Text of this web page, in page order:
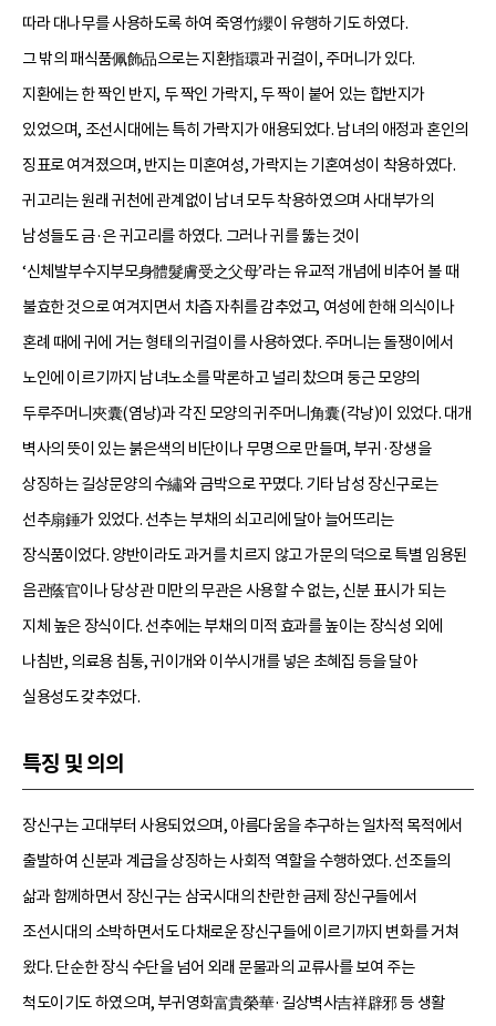
따라 대나무를 사용하도록 하여 죽영竹纓이 유행하기도 하였다.
그 밖의 패식품佩飾品으로는 지환指環과 귀걸이, 주머니가 있다.
지환에는 한 짝인 반지, 두 짝인 가락지, 두 짝이 붙어 있는 합반지가
있었으며, 조선시대에는 특히 가락지가 애용되었다. 남녀의 애정과 혼인의
징표로 여겨졌으며, 반지는 미혼여성, 가락지는 기혼여성이 착용하였다.
귀고리는 원래 귀천에 관계없이 남녀 모두 착용하였으며 사대부가의
남성들도 금·은 귀고리를 하였다. 그러나 귀를 뚫는 것이
‘신체발부수지부모身體髮膚受之父母’라는 유교적 개념에 비추어 볼 때
불효한 것으로 여겨지면서 차츰 자취를 감추었고, 여성에 한해 의식이나
혼례 때에 귀에 거는 형태의 귀걸이를 사용하였다. 주머니는 돌쟁이에서
노인에 이르기까지 남녀노소를 막론하고 널리 찼으며 둥근 모양의
두루주머니夾囊(염낭)과 각진 모양의 귀주머니角囊(각낭)이 있었다. 대개
벽사의 뜻이 있는 붉은색의 비단이나 무명으로 만들며, 부귀·장생을
상징하는 길상문양의 수繡와 금박으로 꾸몄다. 기타 남성 장신구로는
선추扇錘가 있었다. 선추는 부채의 쇠고리에 달아 늘어뜨리는
장식품이었다. 양반이라도 과거를 치르지 않고 가문의 덕으로 특별 임용된
음관蔭官이나 당상관 미만의 무관은 사용할 수 없는, 신분 표시가 되는
지체 높은 장식이다. 선추에는 부채의 미적 효과를 높이는 장식성 외에
나침반, 의료용 침통, 귀이개와 이쑤시개를 넣은 초혜집 등을 달아
실용성도 갖추었다.
특징 및 의의
장신구는 고대부터 사용되었으며, 아름다움을 추구하는 일차적 목적에서
출발하여 신분과 계급을 상징하는 사회적 역할을 수행하였다. 선조들의
삶과 함께하면서 장신구는 삼국시대의 찬란한 금제 장신구들에서
조선시대의 소박하면서도 다채로운 장신구들에 이르기까지 변화를 거쳐
왔다. 단순한 장식 수단을 넘어 외래 문물과의 교류사를 보여 주는
척도이기도 하였으며, 부귀영화富貴榮華·길상벽사吉祥辟邪 등 생활